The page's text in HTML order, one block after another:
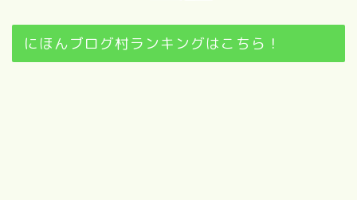
にほんブログ村ランキングはこちら！